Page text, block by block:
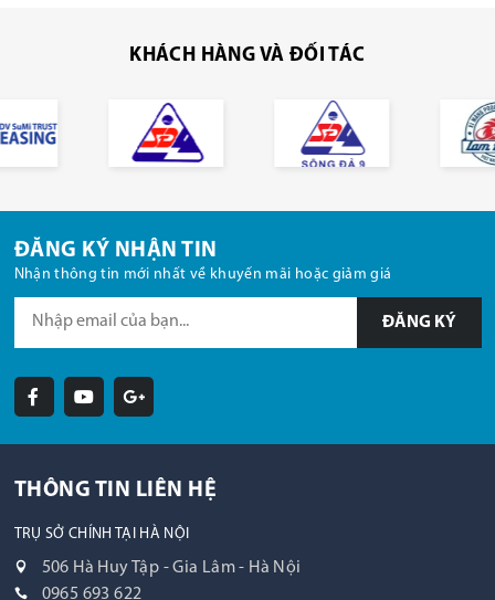
KHÁCH HÀNG VÀ ĐỐI TÁC
ĐĂNG KÝ NHẬN TIN
Nhận thông tin mới nhất về khuyến mãi hoặc giảm giá
ĐĂNG KÝ
THÔNG TIN LIÊN HỆ
TRỤ SỞ CHÍNH TẠI HÀ NỘI
506 Hà Huy Tập - Gia Lâm - Hà Nội
0965 693 622